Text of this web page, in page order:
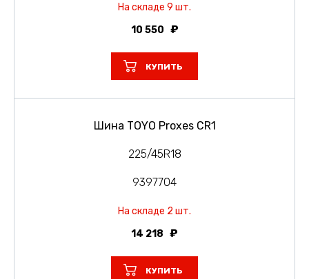
На складе 9 шт.
10 550
КУПИТЬ
Шина TOYO Proxes CR1
225/45R18
9397704
На складе 2 шт.
14 218
КУПИТЬ